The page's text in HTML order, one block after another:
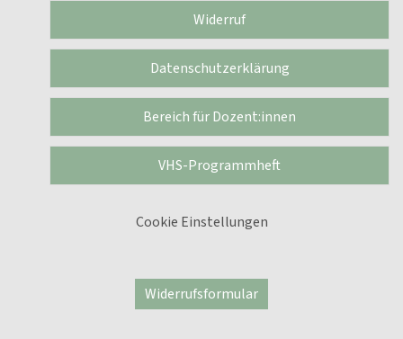
Widerruf
Datenschutzerklärung
Bereich für Dozent:innen
VHS-Programmheft
Cookie Einstellungen
Widerrufsformular